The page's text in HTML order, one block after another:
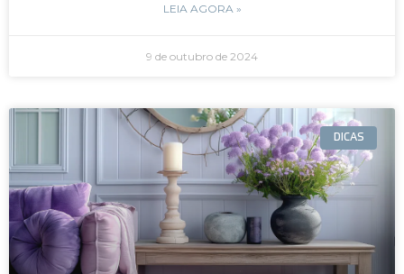
LEIA AGORA »
9 de outubro de 2024
DICAS